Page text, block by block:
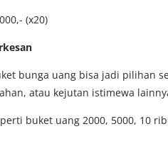
(x20)
bunga uang bisa jadi pilihan
atau kejutan istimewa
buket uang 2000, 5000, 10